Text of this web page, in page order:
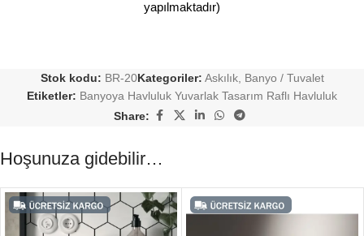
yapılmaktadır)
Stok kodu: BR-20Kategoriler: Askılık, Banyo / Tuvalet
Etiketler: Banyoya Havluluk Yuvarlak Tasarım Raflı Havluluk
Share:
Hoşunuza gidebilir…